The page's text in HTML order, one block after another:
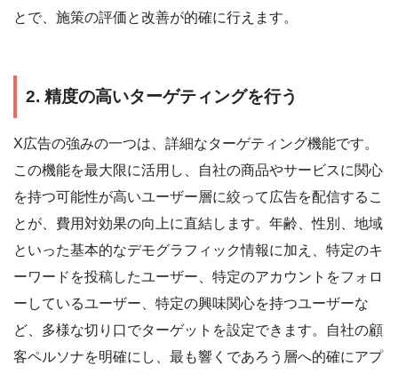
とで、施策の評価と改善が的確に行えます。
2. 精度の高いターゲティングを行う
X広告の強みの一つは、詳細なターゲティング機能です。
この機能を最大限に活用し、自社の商品やサービスに関心
を持つ可能性が高いユーザー層に絞って広告を配信するこ
とが、費用対効果の向上に直結します。年齢、性別、地域
といった基本的なデモグラフィック情報に加え、特定のキ
ーワードを投稿したユーザー、特定のアカウントをフォロ
ーしているユーザー、特定の興味関心を持つユーザーな
ど、多様な切り口でターゲットを設定できます。自社の顧
客ペルソナを明確にし、最も響くであろう層へ的確にアプ